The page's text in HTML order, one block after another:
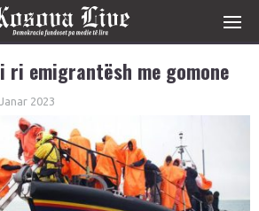
ri emigrantësh me gomone
2023